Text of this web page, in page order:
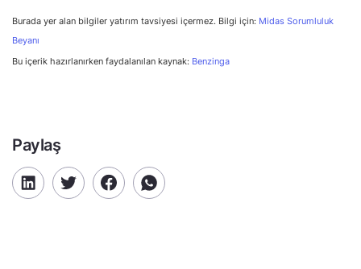
Burada yer alan bilgiler yatırım tavsiyesi içermez. Bilgi için: Midas Sorumluluk
Beyanı
Bu içerik hazırlanırken faydalanılan kaynak: Benzinga
Paylaş